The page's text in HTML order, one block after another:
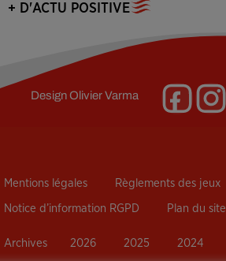
+ D'ACTU POSITIVE
DesignOlivier Varma
Mentions légales Règlements des jeux
Notice d’information RGPD Plan du site
Archives 2026 2025 2024